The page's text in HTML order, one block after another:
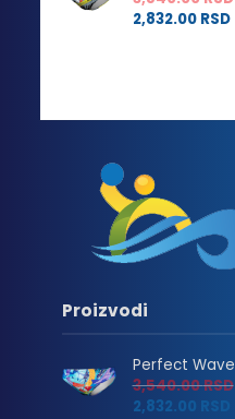
2,832.00 RSD
Proizvodi
Perfect Wave
3,540.00RSD
2,832.00 RSD